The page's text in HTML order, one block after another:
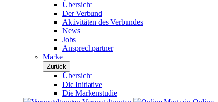
Übersicht
Der Verbund
Aktivitäten des Verbundes
News
Jobs
Ansprechpartner
Marke
Zurück
Übersicht
Die Initiative
Die Markenstudie